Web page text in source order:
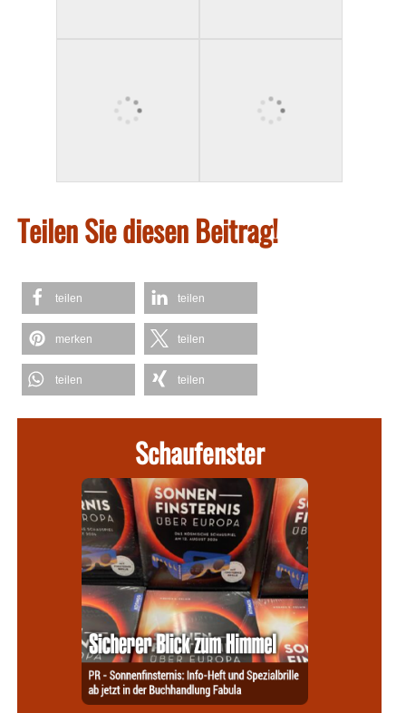
Teilen Sie diesen Beitrag!
teilen teilen
merken teilen
teilen teilen
Schaufenster